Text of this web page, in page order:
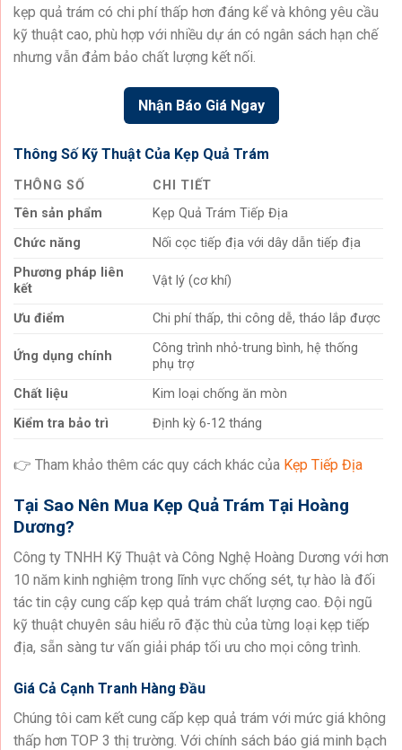
kẹp quả trám có chi phí thấp hơn đáng kể và không yêu cầu
kỹ thuật cao, phù hợp với nhiều dự án có ngân sách hạn chế
nhưng vẫn đảm bảo chất lượng kết nối.
Nhận Báo Giá Ngay
Thông Số Kỹ Thuật Của Kẹp Quả Trám
THÔNG SỐ
CHI TIẾT
Tên sản phẩm
Kẹp Quả Trám Tiếp Địa
Chức năng
Nối cọc tiếp địa với dây dẫn tiếp địa
Phương pháp liên
kết
Vật lý (cơ khí)
Ưu điểm Chi phí thấp, thi công dễ, tháo lắp được
Ứng dụng chính
Công trình nhỏ-trung bình, hệ thống
phụ trợ
Chất liệu
Kim loại chống ăn mòn
Kiểm tra bảo trì
Định kỳ 6-12 tháng
👉 Tham khảo thêm các quy cách khác của Kẹp Tiếp Địa
Tại Sao Nên Mua Kẹp Quả Trám Tại Hoàng
Dương?
Công ty TNHH Kỹ Thuật và Công Nghệ Hoàng Dương với hơn
10 năm kinh nghiệm trong lĩnh vực chống sét, tự hào là đối
tác tin cậy cung cấp kẹp quả trám chất lượng cao. Đội ngũ
kỹ thuật chuyên sâu hiểu rõ đặc thù của từng loại kẹp tiếp
địa, sẵn sàng tư vấn giải pháp tối ưu cho mọi công trình.
Giá Cả Cạnh Tranh Hàng Đầu
Chúng tôi cam kết cung cấp kẹp quả trám với mức giá không
thấp hơn TOP 3 thị trường. Với chính sách báo giá minh bạch